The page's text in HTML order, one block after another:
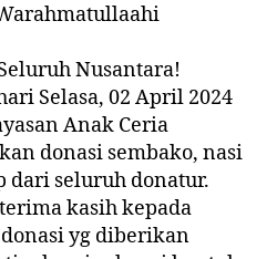
Nusantara!
Selasa, 02 April 2024
Anak Ceria
donasi sembako, nasi
dari seluruh donatur.
kasih kepada
yg diberikan